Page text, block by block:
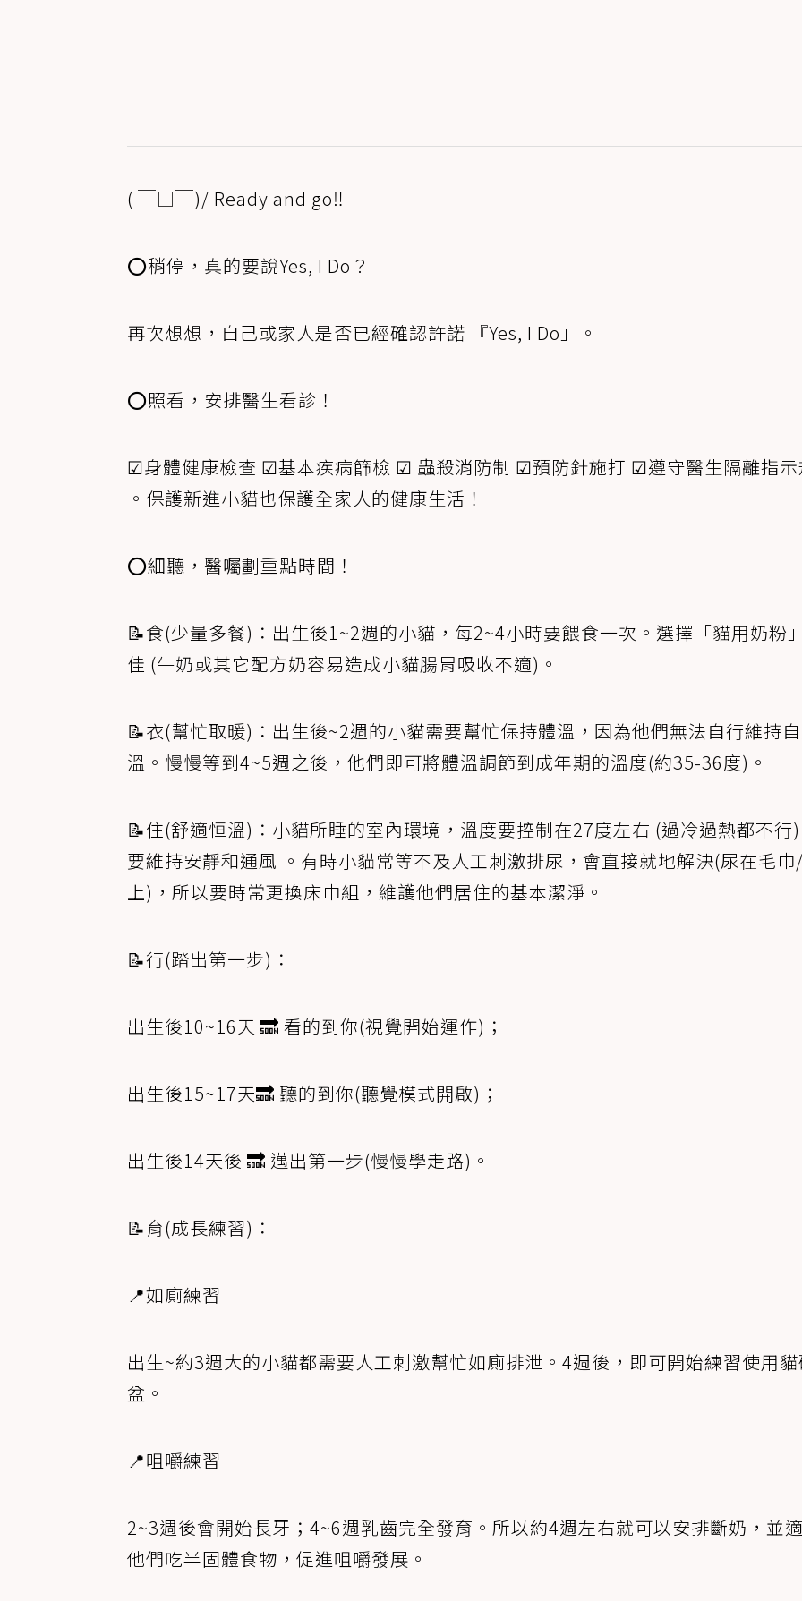
( ￣□￣)/ Ready and go‼
⭕稍停，真的要說Yes, I Do？
再次想想，自己或家人是否已經確認許諾 『Yes, I Do」。
⭕照看，安排醫生看診！
☑身體健康檢查 ☑基本疾病篩檢 ☑ 蟲殺消防制 ☑預防針施打 ☑遵守醫生隔離指示
。保護新進小貓也保護全家人的健康生活！
⭕細聽，醫囑劃重點時間！
📝食(少量多餐)：出生後1~2週的小貓，每2~4小時要餵食一次。選擇「貓用奶粉
佳 (牛奶或其它配方奶容易造成小貓腸胃吸收不適)。
📝衣(幫忙取暖)：出生後~2週的小貓需要幫忙保持體溫，因為他們無法自行維持
溫。慢慢等到4~5週之後，他們即可將體溫調節到成年期的溫度(約35-36度)。
📝住(舒適恒溫)：小貓所睡的室內環境，溫度要控制在27度左右 (過冷過熱都不行
要維持安靜和通風 。有時小貓常等不及人工刺激排尿，會直接就地解決(尿在毛
上)，所以要時常更換床巾組，維護他們居住的基本潔淨。
📝行(踏出第一步)：
出生後10~16天 🔜 看的到你(視覺開始運作)；
出生後15~17天🔜 聽的到你(聽覺模式開啟)；
出生後14天後 🔜 邁出第一步(慢慢學走路)。
📝育(成長練習)：
📍如廁練習
出生~約3週大的小貓都需要人工刺激幫忙如廁排泄。4週後，即可開始練習使用貓
盆。
📍咀嚼練習
2~3週後會開始長牙；4~6週乳齒完全發育。所以約4週左右就可以安排斷奶，並
他們吃半固體食物，促進咀嚼發展。